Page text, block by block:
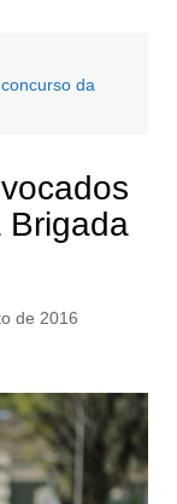
da
Brigada
de 2016